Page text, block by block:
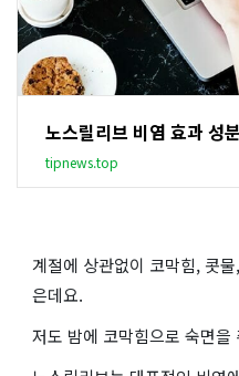
노스릴리브 비염 효과 성
tipnews.top
계절에 상관없이 코막힘, 콧
은데요.
저도 밤에 코막힘으로 숙면